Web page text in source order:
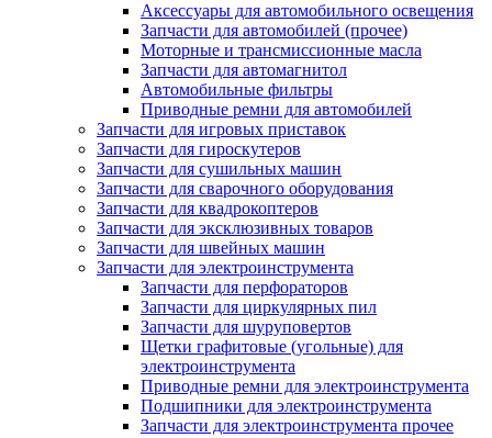
Аксессуары для автомобильного освещения
Запчасти для автомобилей (прочее)
Моторные и трансмиссионные масла
Запчасти для автомагнитол
Автомобильные фильтры
Приводные ремни для автомобилей
Запчасти для игровых приставок
Запчасти для гироскутеров
Запчасти для сушильных машин
Запчасти для сварочного оборудования
Запчасти для квадрокоптеров
Запчасти для эксклюзивных товаров
Запчасти для швейных машин
Запчасти для электроинструмента
Запчасти для перфораторов
Запчасти для циркулярных пил
Запчасти для шуруповертов
Щетки графитовые (угольные) для
электроинструмента
Приводные ремни для электроинструмента
Подшипники для электроинструмента
Запчасти для электроинструмента прочее